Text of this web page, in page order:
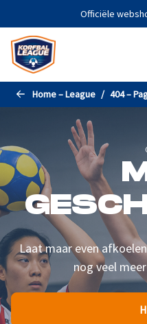
Naar de hoofdinhoud gaan
Officiële
Home – League 404 –
Laat maar even
nog veel